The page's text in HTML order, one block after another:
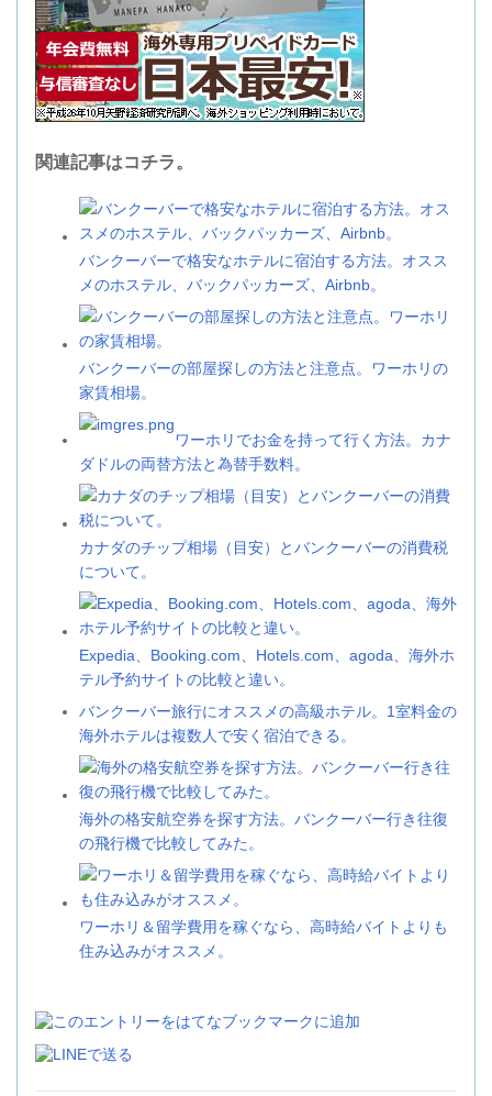
関連記事はコチラ。
バンクーバーで格安なホテルに宿泊する方法。オスス
メのホステル、バックパッカーズ、Airbnb。
バンクーバーの部屋探しの方法と注意点。ワーホリの
家賃相場。
ワーホリでお金を持って行く方法。カナ
ダドルの両替方法と為替手数料。
カナダのチップ相場（目安）とバンクーバーの消費税
について。
Expedia、Booking.com、Hotels.com、agoda、海外ホ
テル予約サイトの比較と違い。
バンクーバー旅行にオススメの高級ホテル。1室料金の
海外ホテルは複数人で安く宿泊できる。
海外の格安航空券を探す方法。バンクーバー行き往復
の飛行機で比較してみた。
ワーホリ＆留学費用を稼ぐなら、高時給バイトよりも
住み込みがオススメ。